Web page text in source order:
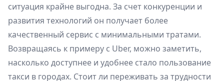
ситуация крайне выгодна. За счет конкуренции и
развития технологий он получает более
качественный сервис с минимальными тратами.
Возвращаясь к примеру с Uber, можно заметить,
насколько доступнее и удобнее стало пользование
такси в городах. Стоит ли переживать за трудности